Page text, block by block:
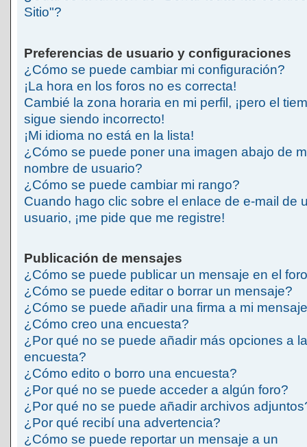
Sitio"?
Preferencias de usuario y configuraciones
¿Cómo se puede cambiar mi configuración?
¡La hora en los foros no es correcta!
Cambié la zona horaria en mi perfil, ¡pero el
sigue siendo incorrecto!
¡Mi idioma no está en la lista!
¿Cómo se puede poner una imagen abajo de
nombre de usuario?
¿Cómo se puede cambiar mi rango?
Cuando hago clic sobre el enlace de e-mail de
usuario, ¡me pide que me registre!
Publicación de mensajes
¿Cómo se puede publicar un mensaje en el
¿Cómo se puede editar o borrar un mensaje?
¿Cómo se puede añadir una firma a mi
¿Cómo creo una encuesta?
¿Por qué no se puede añadir más opciones a la
encuesta?
¿Cómo edito o borro una encuesta?
¿Por qué no se puede acceder a algún foro?
¿Por qué no se puede añadir archivos
¿Por qué recibí una advertencia?
¿Cómo se puede reportar un mensaje a un